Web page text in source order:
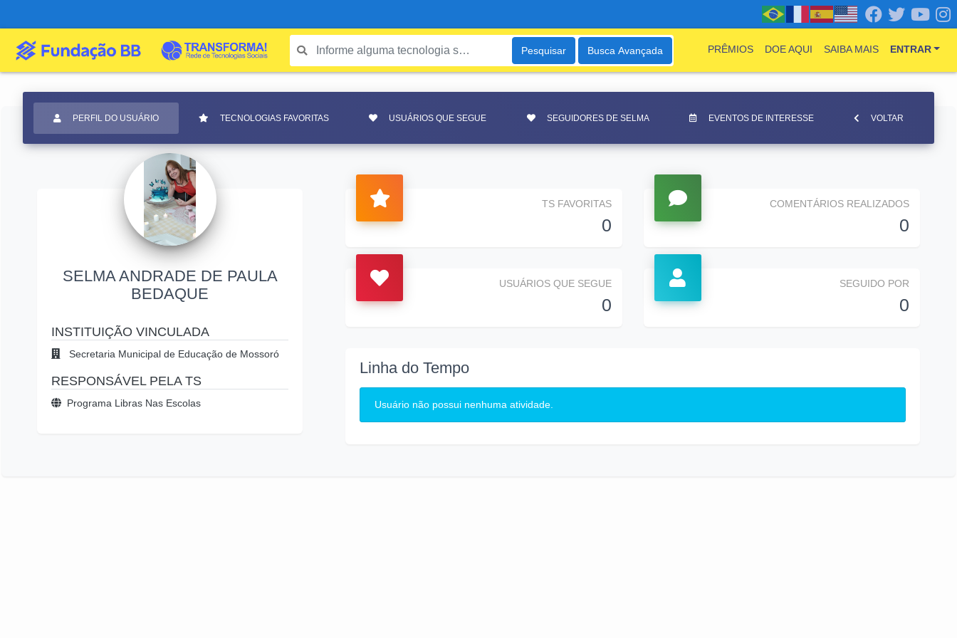
Pesquisar Busca Avançada PRÊMIOS DOE AQUI SAIBA MAIS ENTRAR
PERFIL DO USUÁRIO TECNOLOGIAS FAVORITAS USUÁRIOS QUE SEGUE SEGUIDORES DE SELMA EVENTOS DE INTERESSE VOLTAR
SELMA ANDRADE DE PAULA
BEDAQUE
INSTITUIÇÃO VINCULADA
Secretaria Municipal de Educação de Mossoró
RESPONSÁVEL PELA TS
Programa Libras Nas Escolas
TS FAVORITAS
0
COMENTÁRIOS REALIZADOS
0
USUÁRIOS QUE SEGUE
0
SEGUIDO POR
0
Linha do Tempo
Usuário não possui nenhuma atividade.